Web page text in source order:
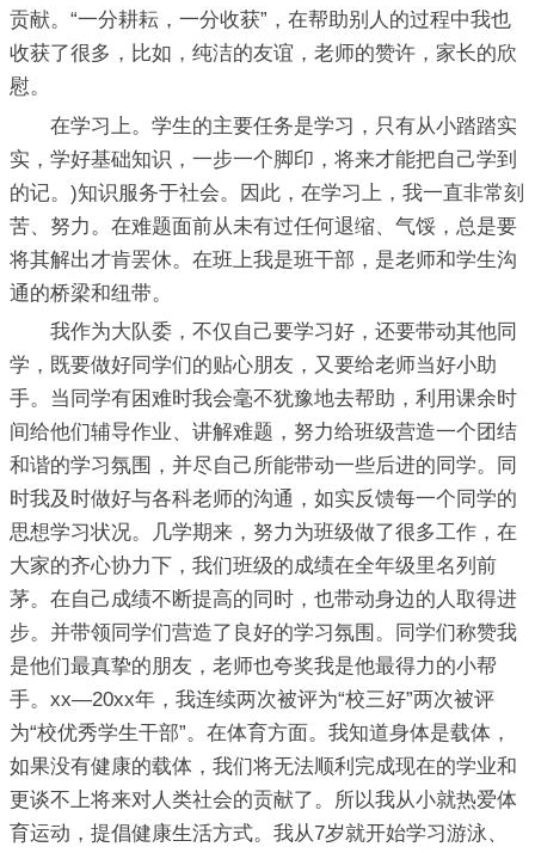
贡献。“一分耕耘，一分收获”，在帮助别人的过程中我也
收获了很多，比如，纯洁的友谊，老师的赞许，家长的欣
慰。
在学习上。学生的主要任务是学习，只有从小踏踏实
实，学好基础知识，一步一个脚印，将来才能把自己学到
的记。)知识服务于社会。因此，在学习上，我一直非常刻
苦、努力。在难题面前从未有过任何退缩、气馁，总是要
将其解出才肯罢休。在班上我是班干部，是老师和学生沟
通的桥梁和纽带。
我作为大队委，不仅自己要学习好，还要带动其他同
学，既要做好同学们的贴心朋友，又要给老师当好小助
手。当同学有困难时我会毫不犹豫地去帮助，利用课余时
间给他们辅导作业、讲解难题，努力给班级营造一个团结
和谐的学习氛围，并尽自己所能带动一些后进的同学。同
时我及时做好与各科老师的沟通，如实反馈每一个同学的
思想学习状况。几学期来，努力为班级做了很多工作，在
大家的齐心协力下，我们班级的成绩在全年级里名列前
茅。在自己成绩不断提高的同时，也带动身边的人取得进
步。并带领同学们营造了良好的学习氛围。同学们称赞我
是他们最真挚的朋友，老师也夸奖我是他最得力的小帮
手。xx—20xx年，我连续两次被评为“校三好”两次被评
为“校优秀学生干部”。在体育方面。我知道身体是载体，
如果没有健康的载体，我们将无法顺利完成现在的学业和
更谈不上将来对人类社会的贡献了。所以我从小就热爱体
育运动，提倡健康生活方式。我从7岁就开始学习游泳、